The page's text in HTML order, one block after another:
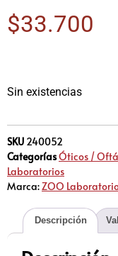
$33.700
Sin existencias
SKU 240052
CategoríasÓticos /
Laboratorios
Marca:ZOO
Descripción